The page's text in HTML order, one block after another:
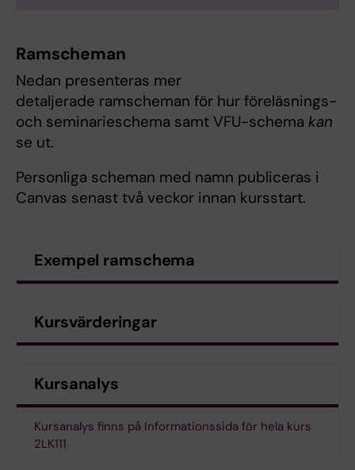
Ramscheman
Nedan presenteras mer
detaljerade ramscheman för hur föreläsnings-
och seminarieschema samt VFU-schema kan
se ut.
Personliga scheman med namn publiceras i
Canvas senast två veckor innan kursstart.
Exempel ramschema
Kursvärderingar
Kursanalys
Kursanalys finns på Informationssida för hela kurs
2LK111